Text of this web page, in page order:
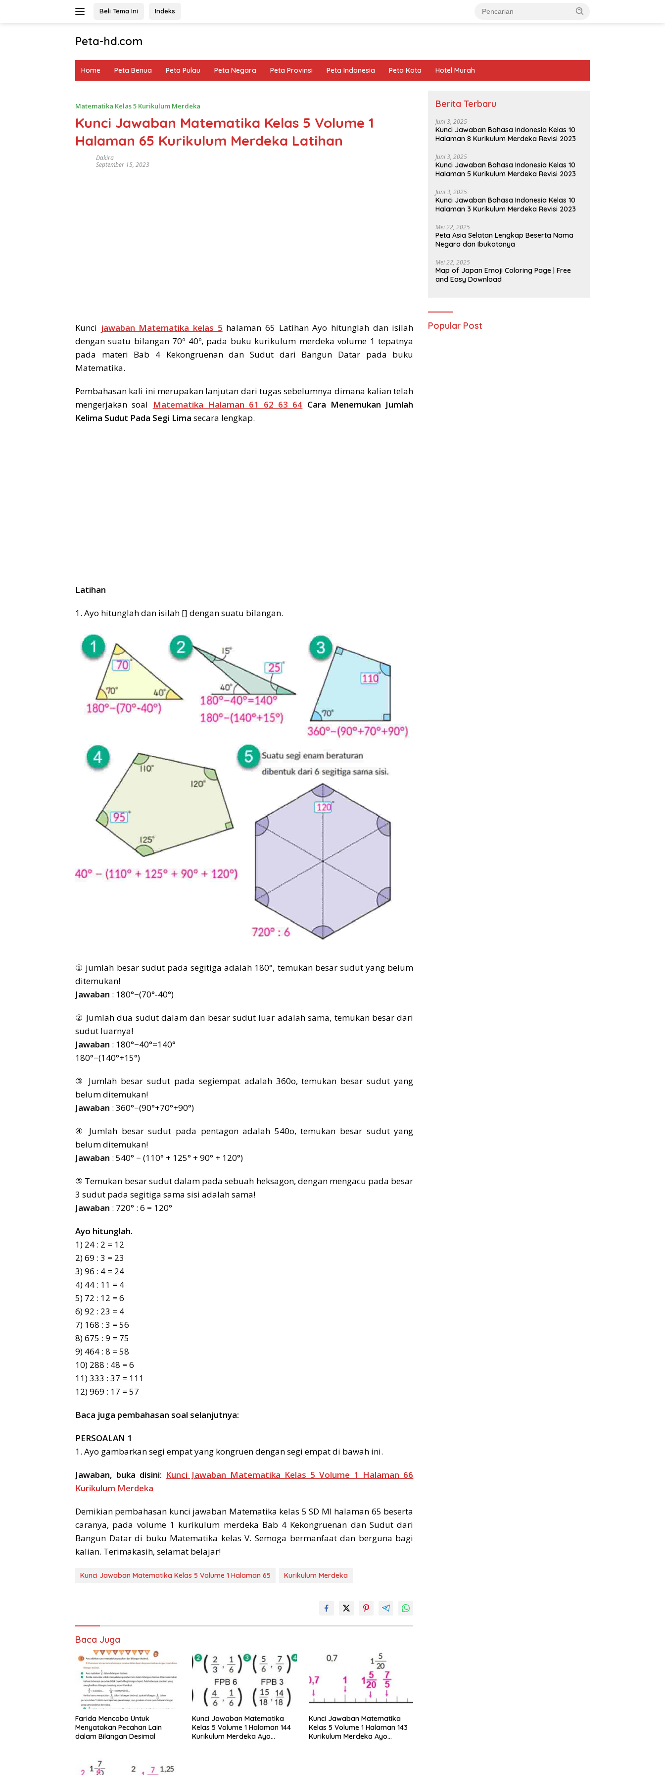
Beli Tema Ini Indeks
Peta-hd.com
Gambar
Home Peta Benua Peta Pulau Peta Negara Peta Provinsi Peta Indonesia Peta Kota Hotel Murah
Matematika Kelas 5 Kurikulum Merdeka
Kunci Jawaban Matematika Kelas 5 Volume 1
Halaman 65 Kurikulum Merdeka Latihan
Dakira
September 15, 2023
Kunci jawaban Matematika kelas 5 halaman 65 Latihan Ayo hitunglah dan isilah
dengan suatu bilangan 70º 40º, pada buku kurikulum merdeka volume 1 tepatnya
pada materi Bab 4 Kekongruenan dan Sudut dari Bangun Datar pada buku
Matematika.
Pembahasan kali ini merupakan lanjutan dari tugas sebelumnya dimana kalian telah
mengerjakan soal Matematika Halaman 61 62 63 64 Cara Menemukan Jumlah
Kelima Sudut Pada Segi Lima secara lengkap.
Latihan
1. Ayo hitunglah dan isilah [] dengan suatu bilangan.
① jumlah besar sudut pada segitiga adalah 180°, temukan besar sudut yang belum
ditemukan!
Jawaban : 180°−(70°-40°)
② Jumlah dua sudut dalam dan besar sudut luar adalah sama, temukan besar dari
sudut luarnya!
Jawaban : 180°−40°=140°
180°−(140°+15°)
③ Jumlah besar sudut pada segiempat adalah 360o, temukan besar sudut yang
belum ditemukan!
Jawaban : 360°−(90°+70°+90°)
④ Jumlah besar sudut pada pentagon adalah 540o, temukan besar sudut yang
belum ditemukan!
Jawaban : 540° − (110° + 125° + 90° + 120°)
⑤ Temukan besar sudut dalam pada sebuah heksagon, dengan mengacu pada besar
3 sudut pada segitiga sama sisi adalah sama!
Jawaban : 720° : 6 = 120°
Ayo hitunglah.
1) 24 : 2 = 12
2) 69 : 3 = 23
3) 96 : 4 = 24
4) 44 : 11 = 4
5) 72 : 12 = 6
6) 92 : 23 = 4
7) 168 : 3 = 56
8) 675 : 9 = 75
9) 464 : 8 = 58
10) 288 : 48 = 6
11) 333 : 37 = 111
12) 969 : 17 = 57
Baca juga pembahasan soal selanjutnya:
PERSOALAN 1
1. Ayo gambarkan segi empat yang kongruen dengan segi empat di bawah ini.
Jawaban, buka disini: Kunci Jawaban Matematika Kelas 5 Volume 1 Halaman 66
Kurikulum Merdeka
Demikian pembahasan kunci jawaban Matematika kelas 5 SD MI halaman 65 beserta
caranya, pada volume 1 kurikulum merdeka Bab 4 Kekongruenan dan Sudut dari
Bangun Datar di buku Matematika kelas V. Semoga bermanfaat dan berguna bagi
kalian. Terimakasih, selamat belajar!
Kunci Jawaban Matematika Kelas 5 Volume 1 Halaman 65 Kurikulum Merdeka
Baca Juga
Farida Mencoba Untuk
Menyatakan Pecahan Lain
dalam Bilangan Desimal
Kunci Jawaban Matematika
Kelas 5 Volume 1 Halaman 144
Kurikulum Merdeka Ayo
Kunci Jawaban Matematika
Kelas 5 Volume 1 Halaman 143
Kurikulum Merdeka Ayo
Berita Terbaru
Juni 3, 2025
Kunci Jawaban Bahasa Indonesia Kelas 10
Halaman 8 Kurikulum Merdeka Revisi 2023
Juni 3, 2025
Kunci Jawaban Bahasa Indonesia Kelas 10
Halaman 5 Kurikulum Merdeka Revisi 2023
Juni 3, 2025
Kunci Jawaban Bahasa Indonesia Kelas 10
Halaman 3 Kurikulum Merdeka Revisi 2023
Mei 22, 2025
Peta Asia Selatan Lengkap Beserta Nama
Negara dan Ibukotanya
Mei 22, 2025
Map of Japan Emoji Coloring Page | Free
and Easy Download
Popular Post